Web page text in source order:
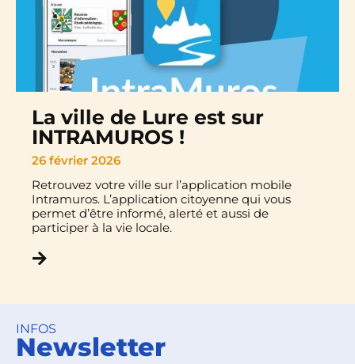
La ville de Lure est sur
INTRAMUROS !
26 février 2026
Retrouvez votre ville sur l’application mobile
Intramuros. L’application citoyenne qui vous
permet d’être informé, alerté et aussi de
participer à la vie locale.
INFOS
Newsletter